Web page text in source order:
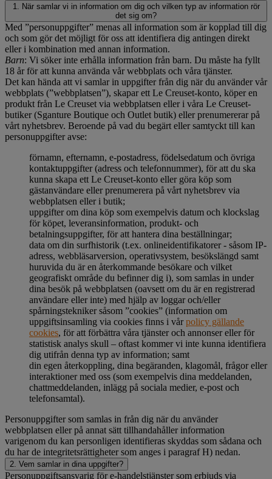
1. När samlar vi in information om dig och vilken typ av information rör
det sig om?
Med ”personuppgifter” menas all information som är kopplad till dig
och som gör det möjligt för oss att identifiera dig antingen direkt
eller i kombination med annan information.
Barn: Vi söker inte erhålla information från barn. Du måste ha fyllt
18 år för att kunna använda vår webbplats och våra tjänster.
Det kan hända att vi samlar in uppgifter från dig när du använder vår
webbplats (”webbplatsen”), skapar ett Le Creuset-konto, köper en
produkt från Le Creuset via webbplatsen eller i våra Le Creuset-
butiker (Sganture Boutique och Outlet butik) eller prenumererar på
vårt nyhetsbrev. Beroende på vad du begärt eller samtyckt till kan
personuppgifter avse:
förnamn, efternamn, e-postadress, födelsedatum och övriga
kontaktuppgifter (adress och telefonnummer), för att du ska
kunna skapa ett Le Creuset-konto eller göra köp som
gästanvändare eller prenumerera på vårt nyhetsbrev via
webbplatsen eller i butik;
uppgifter om dina köp som exempelvis datum och klockslag
för köpet, leveransinformation, produkt- och
betalningsuppgifter, för att hantera dina beställningar;
data om din surfhistorik (t.ex. onlineidentifikatorer - såsom IP-
adress, webbläsarversion, operativsystem, besökslängd samt
huruvida du är en återkommande besökare och vilket
geografiskt område du befinner dig i), som samlas in under
dina besök på webbplatsen (oavsett om du är en registrerad
användare eller inte) med hjälp av loggar och/eller
spårningstekniker såsom ”cookies” (information om
uppgiftsinsamling via cookies finns i vårpolicy gällande
cookies, för att förbättra våra tjänster och annonser eller för
statistisk analys skull – oftast kommer vi inte kunna identifiera
dig utifrån denna typ av information; samt
din egen återkoppling, dina begäranden, klagomål, frågor eller
interaktioner med oss (som exempelvis dina meddelanden,
chattmeddelanden, inlägg på sociala medier, e-post och
telefonsamtal).
Personuppgifter som samlas in från dig när du använder
webbplatsen eller på annat sätt tillhandahåller information
varigenom du kan personligen identifieras skyddas som sådana och
du har de integritetsrättigheter som anges i paragraf H) nedan.
2. Vem samlar in dina uppgifter?
Personuppgiftsansvarig för e-handelstjänster som erbjuds via